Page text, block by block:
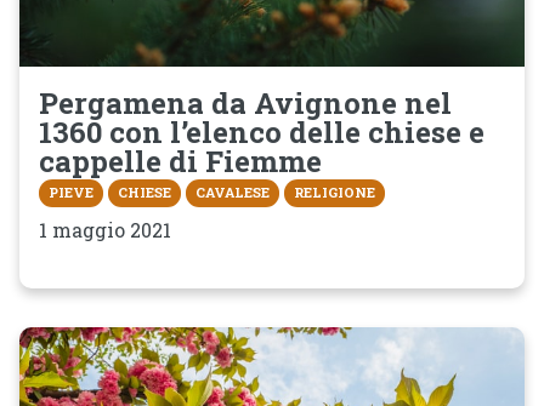
Pergamena da Avignone nel
1360 con l’elenco delle chiese e
cappelle di Fiemme
PIEVE CHIESE CAVALESE RELIGIONE
1 maggio 2021